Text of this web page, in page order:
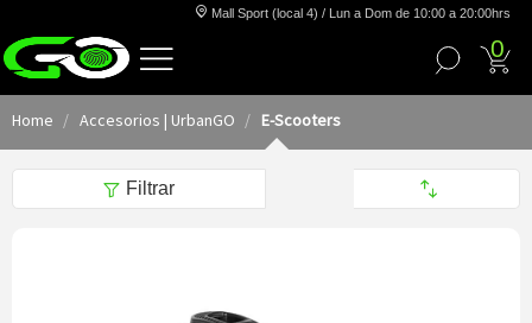
Mall Sport (local 4) / Lun a Dom de 10:00 a 20:00hrs
0
Home Accesorios | UrbanGO E-Scooters
Filtrar